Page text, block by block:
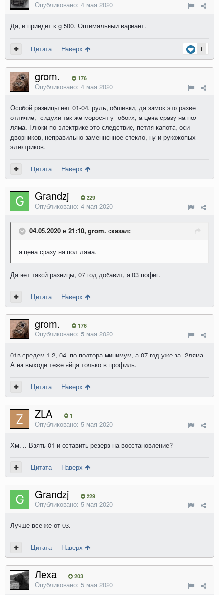
Опубликовано: 4 мая 2020
Да, и прийдёт к g 500. Оптимальный вариант.
1
Цитата Наверх
grom. 176
Опубликовано: 4 мая 2020
Особой разницы нет 01-04. руль, обшивки, да замок это разве
отличие, сидухи так же моросят у обоих, а цена сразу на пол
ляма. Глюки по электрике это следствие, петля капота, оси
дворников, неправильно заменненное стекло, ну и рукожопых
электриков.
Цитата Наверх
Grandzj 229
Опубликовано: 4 мая 2020
04.05.2020 в 21:10, grom. сказал:
а ценасразу на пол ляма.
Да нет такой разницы, 07 год добавит, а 03 пофиг.
Цитата Наверх
grom. 176
Опубликовано: 5 мая 2020
01в средем 1.2, 04 по полтора минимум, а 07 год уже за 2ляма.
А на выходе теже яйца только в профиль.
Цитата Наверх
ZLA 1
Опубликовано: 5 мая 2020
Хм.... Взять 01 и оставить резерв на восстановление?
Цитата Наверх
Grandzj 229
Опубликовано: 5 мая 2020
Лучше все же от 03.
Цитата Наверх
Леха 203
Опубликовано: 5 мая 2020